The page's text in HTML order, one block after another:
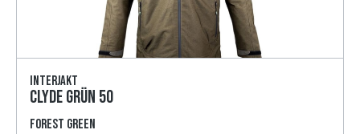
Interjakt
Clyde grün 50
Forest Green